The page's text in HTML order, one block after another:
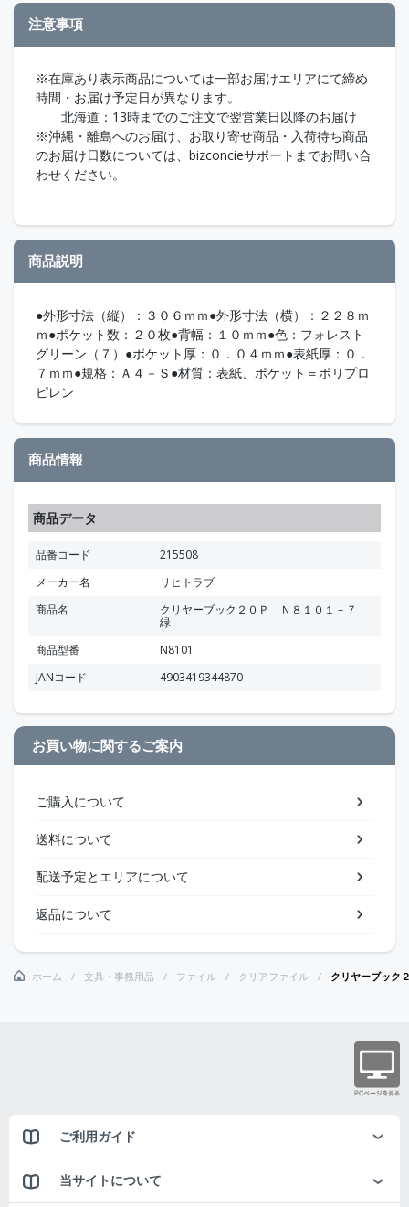
注意事項
※在庫あり表示商品については一部お届けエリアにて締め
時間・お届け予定日が異なります。
北海道：13時までのご注文で翌営業日以降のお届け
※沖縄・離島へのお届け、お取り寄せ商品・入荷待ち商品
のお届け日数については、bizconcieサポートまでお問い合
わせください。
商品説明
●外形寸法（縦）：３０６ｍｍ●外形寸法（横）：２２８ｍ
ｍ●ポケット数：２０枚●背幅：１０ｍｍ●色：フォレスト
グリーン（７）●ポケット厚：０．０４ｍｍ●表紙厚：０．
７ｍｍ●規格：Ａ４－Ｓ●材質：表紙、ポケット＝ポリプロ
ピレン
商品情報
商品データ
品番コード
215508
メーカー名
リヒトラブ
商品名
クリヤーブック２０Ｐ Ｎ８１０１－７
緑
商品型番
N8101
JANコード
4903419344870
お買い物に関するご案内
ご購入について
送料について
配送予定とエリアについて
返品について
ホーム 文具・事務用品 ファイル クリアファイル クリヤーブッ
ご利用ガイド
当サイトについて